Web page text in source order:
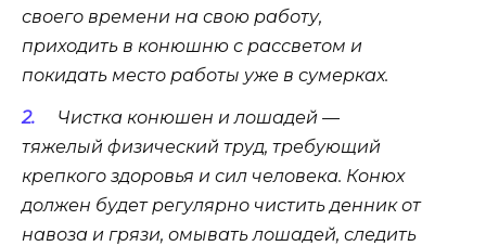
своего времени на свою работу,
приходить в конюшню с рассветом и
покидать место работы уже в сумерках.
Чистка конюшен и лошадей —
тяжелый физический труд, требующий
крепкого здоровья и сил человека. Конюх
должен будет регулярно чистить денник от
навоза и грязи, омывать лошадей, следить